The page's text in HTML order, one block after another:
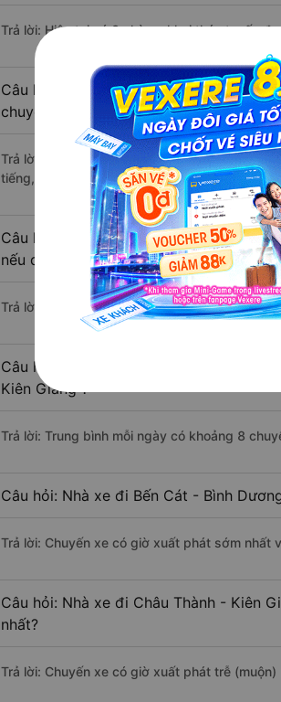
Trả lời: Hiện tại có 3 nhà xe khai thác tuyến
Câu hỏi: Từ Bến Cát - Bình Dương đi
chuyển bằng xe khách?
Trả lời: Thời gian di chuyển bằng xe khách từ
tiếng, nếu mật độ giao thông thuận lợi.
Câu hỏi: Khoảng cách từ Bến Cát -
nếu di chuyển bằng xe khách?
Trả lời: Đoạn đường đi Châu Thành - Kiên
Câu hỏi: Mỗi ngày có bao nhiêu
Kiên Giang ?
Trả lời: Trung bình mỗi ngày có khoảng 8
Câu hỏi: Nhà xe đi Bến Cát - Bình
Trả lời: Chuyến xe có giờ xuất phát sớm nhất
Câu hỏi: Nhà xe đi Châu Thành - Kiên
nhất?
Trả lời: Chuyến xe có giờ xuất phát trễ